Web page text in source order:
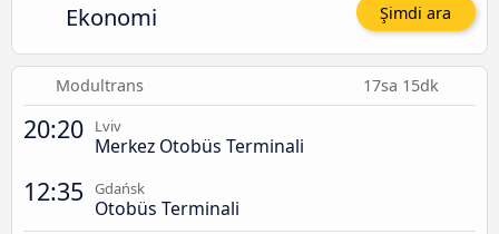
Ekonomi Şimdi ara
Modultrans 17sa 15dk
20:20 Lviv
Merkez Otobüs Terminali
12:35 Gdańsk
Otobüs Terminali